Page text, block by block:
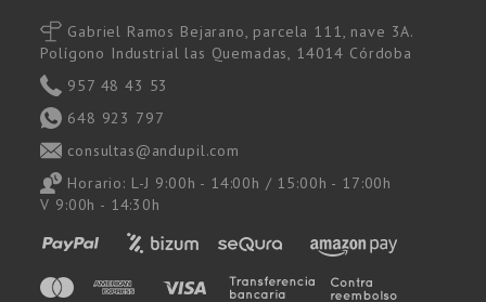
Gabriel Ramos Bejarano, parcela 111, nave 3A.
Polígono Industrial las Quemadas, 14014 Córdoba
957 48 43 53
648 923 797
consultas@andupil.com
Horario: L-J 9:00h - 14:00h / 15:00h - 17:00h
V 9:00h - 14:30h